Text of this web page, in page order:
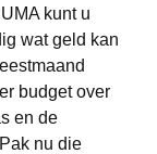
kunt u
wat geld kan
budget over
en de
nu die